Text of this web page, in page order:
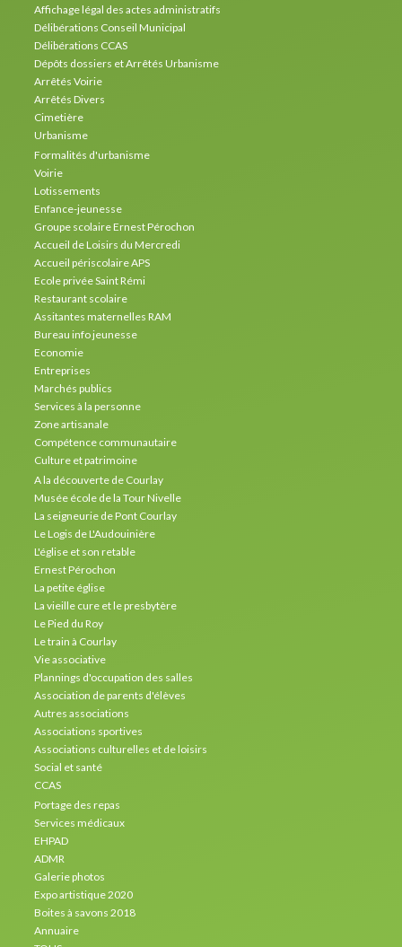
Affichage légal des actes administratifs
Délibérations Conseil Municipal
Délibérations CCAS
Dépôts dossiers et Arrêtés Urbanisme
Arrêtés Voirie
Arrêtés Divers
Cimetière
Urbanisme
Formalités d'urbanisme
Voirie
Lotissements
Enfance-jeunesse
Groupe scolaire Ernest Pérochon
Accueil de Loisirs du Mercredi
Accueil périscolaire APS
Ecole privée Saint Rémi
Restaurant scolaire
Assitantes maternelles RAM
Bureau info jeunesse
Economie
Entreprises
Marchés publics
Services à la personne
Zone artisanale
Compétence communautaire
Culture et patrimoine
A la découverte de Courlay
Musée école de la Tour Nivelle
La seigneurie de Pont Courlay
Le Logis de L'Audouinière
L'église et son retable
Ernest Pérochon
La petite église
La vieille cure et le presbytère
Le Pied du Roy
Le train à Courlay
Vie associative
Plannings d'occupation des salles
Association de parents d'élèves
Autres associations
Associations sportives
Associations culturelles et de loisirs
Social et santé
CCAS
Portage des repas
Services médicaux
EHPAD
ADMR
Galerie photos
Expo artistique 2020
Boites à savons 2018
Annuaire